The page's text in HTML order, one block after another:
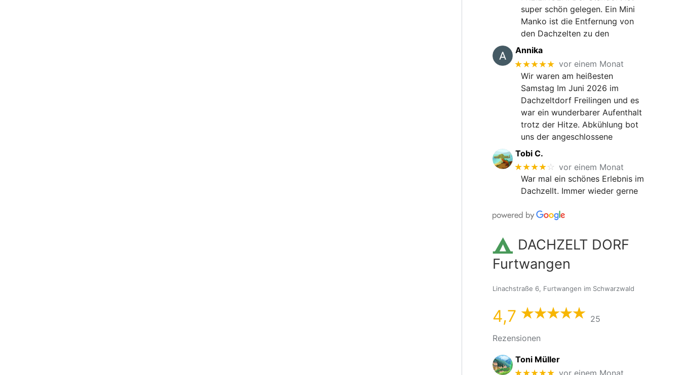
super schön gelegen. Ein Mini
Manko ist die Entfernung von
den Dachzelten zu den
Annika
★★★★★ vor einem Monat
Wir waren am heißesten
Samstag Im Juni 2026 im
Dachzeltdorf Freilingen und es
war ein wunderbarer Aufenthalt
trotz der Hitze. Abkühlung bot
uns der angeschlossene
Tobi C.
★★★★☆ vor einem Monat
War mal ein schönes Erlebnis im
Dachzellt. Immer wieder gerne
DACHZELT DORF
Furtwangen
Linachstraße 6, Furtwangen im Schwarzwald
4,7
25
Rezensionen
Toni Müller
vor einem Monat